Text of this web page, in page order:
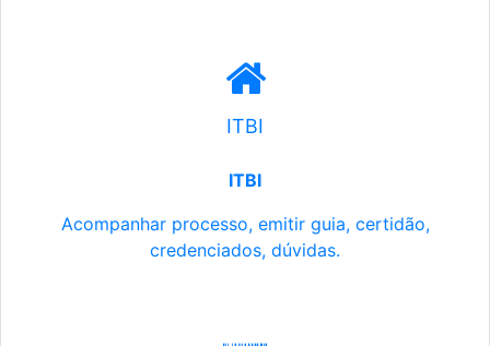
ITBI
ITBI
Acompanhar processo, emitir guia, certidão,
credenciados, dúvidas.